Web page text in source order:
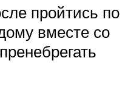
пройтись по
вместе со